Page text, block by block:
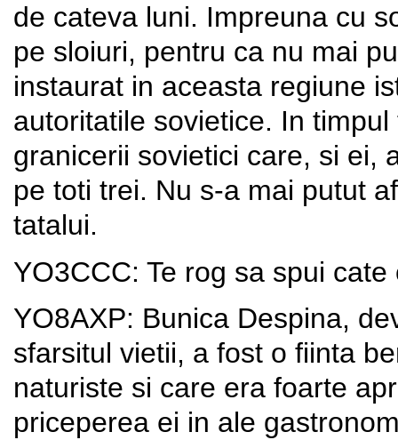
de cateva luni. Impreuna cu
pe sloiuri, pentru ca nu mai
instaurat in aceasta regiune
autoritatile sovietice. In
granicerii sovietici care, si ei,
pe toti trei. Nu s-a mai putut
tatalui.
YO3CCC: Te rog sa spui
YO8AXP: Bunica Despina,
sfarsitul vietii, a fost o fiinta
naturiste si care era foarte
priceperea ei in ale